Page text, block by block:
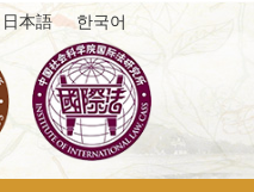
日本語 한국어